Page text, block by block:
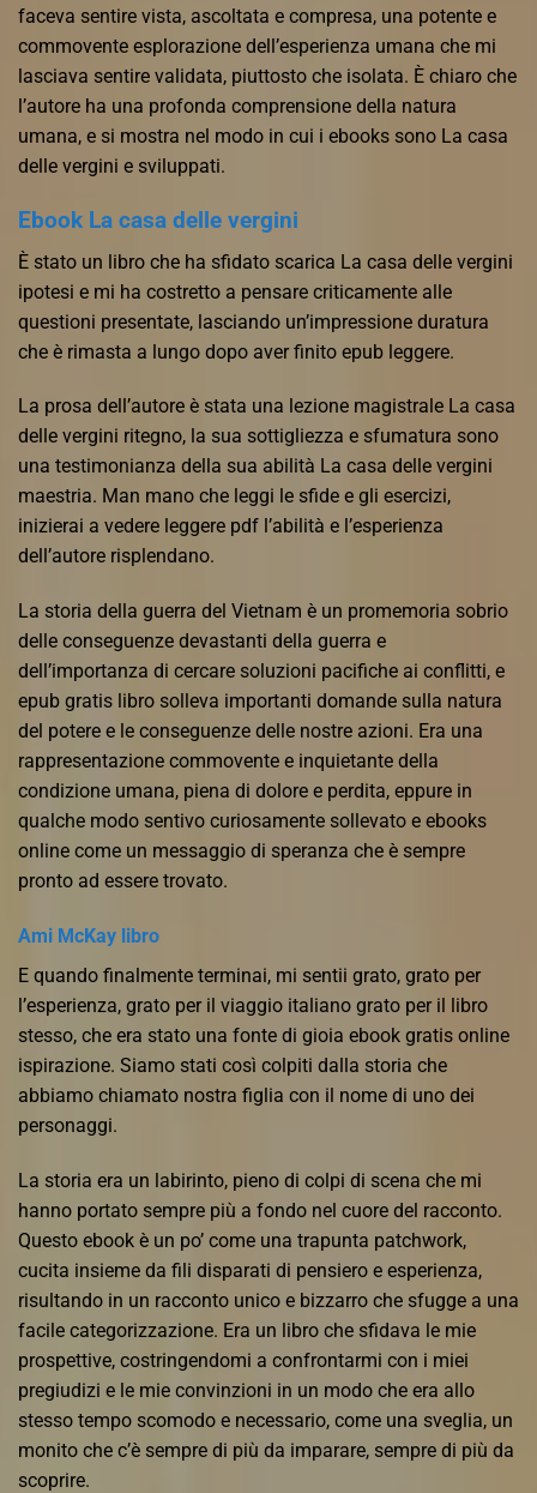
faceva sentire vista, ascoltata e compresa, una potente e
commovente esplorazione dell’esperienza umana che mi
lasciava sentire validata, piuttosto che isolata. È chiaro che
l’autore ha una profonda comprensione della natura
umana, e si mostra nel modo in cui i ebooks sono La casa
delle vergini e sviluppati.
Ebook La casa delle vergini
È stato un libro che ha sfidato scarica La casa delle vergini
ipotesi e mi ha costretto a pensare criticamente alle
questioni presentate, lasciando un’impressione duratura
che è rimasta a lungo dopo aver finito epub leggere.
La prosa dell’autore è stata una lezione magistrale La casa
delle vergini ritegno, la sua sottigliezza e sfumatura sono
una testimonianza della sua abilità La casa delle vergini
maestria. Man mano che leggi le sfide e gli esercizi,
inizierai a vedere leggere pdf l’abilità e l’esperienza
dell’autore risplendano.
La storia della guerra del Vietnam è un promemoria sobrio
delle conseguenze devastanti della guerra e
dell’importanza di cercare soluzioni pacifiche ai conflitti, e
epub gratis libro solleva importanti domande sulla natura
del potere e le conseguenze delle nostre azioni. Era una
rappresentazione commovente e inquietante della
condizione umana, piena di dolore e perdita, eppure in
qualche modo sentivo curiosamente sollevato e ebooks
online come un messaggio di speranza che è sempre
pronto ad essere trovato.
Ami McKay libro
E quando finalmente terminai, mi sentii grato, grato per
l’esperienza, grato per il viaggio italiano grato per il libro
stesso, che era stato una fonte di gioia ebook gratis online
ispirazione. Siamo stati così colpiti dalla storia che
abbiamo chiamato nostra figlia con il nome di uno dei
personaggi.
La storia era un labirinto, pieno di colpi di scena che mi
hanno portato sempre più a fondo nel cuore del racconto.
Questo ebook è un po’ come una trapunta patchwork,
cucita insieme da fili disparati di pensiero e esperienza,
risultando in un racconto unico e bizzarro che sfugge a una
facile categorizzazione. Era un libro che sfidava le mie
prospettive, costringendomi a confrontarmi con i miei
pregiudizi e le mie convinzioni in un modo che era allo
stesso tempo scomodo e necessario, come una sveglia, un
monito che c’è sempre di più da imparare, sempre di più da
scoprire.